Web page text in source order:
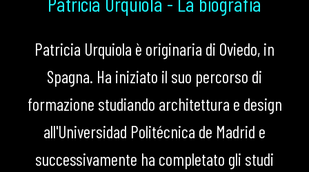
Patricia Urquiola è originaria di Oviedo, in
Spagna. Ha iniziato il suo percorso di
formazione studiando architettura e design
all'Universidad Politécnica de Madrid e
successivamente ha completato gli studi